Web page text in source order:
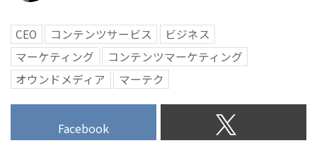
CEO コンテンツサービス
ビジネス
マーケティング
コンテンツマーケティング
オウンドメディア
マーテク
Facebook